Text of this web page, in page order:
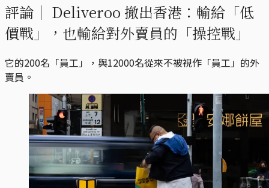
評論｜ Deliveroo 撤出香港：輸給「低
價戰」，也輸給對外賣員的「操控戰」
它的200名「員工」，與12000名從來不被視作「員工」的外
賣員。